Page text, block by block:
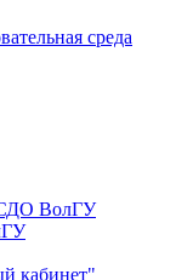
среда
кабинет"